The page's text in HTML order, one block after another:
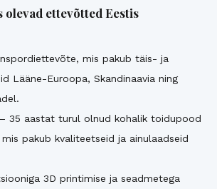
olevad ettevõtted Eestis
mis pakub täis- ja
Lääne-Euroopa, Skandinaavia ning
35 aastat turul olnud kohalik toidupood
pakub kvaliteetseid ja ainulaadseid
3D printimise ja seadmetega